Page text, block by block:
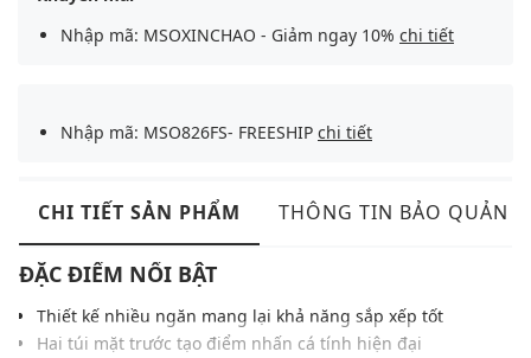
Nhập mã: MSOXINCHAO - Giảm ngay 10% chi tiết
Nhập mã: MSO826FS- FREESHIP chi tiết
CHI TIẾT SẢN PHẨM THÔNG TIN BẢO QUẢN
ĐẶC ĐIỂM NỔI BẬT
Thiết kế nhiều ngăn mang lại khả năng sắp xếp tốt
Hai túi mặt trước tạo điểm nhấn cá tính hiện đại